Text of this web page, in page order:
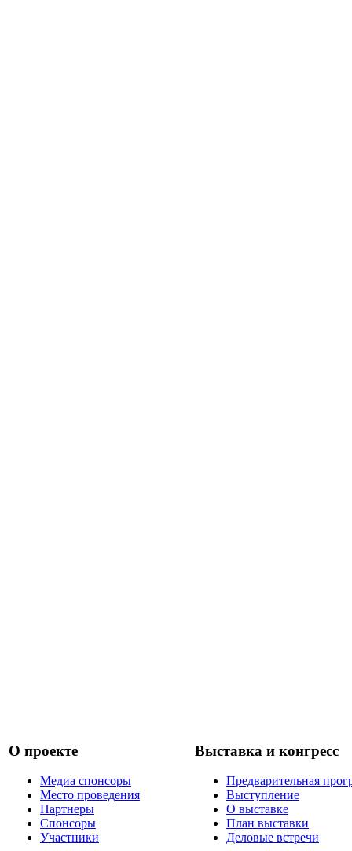
О проекте
Медиа спонсоры
Место проведения
Партнеры
Спонсоры
Участники
Выставка и конгресс
Предварительная
Выступление
О выставке
План выставки
Деловые встречи